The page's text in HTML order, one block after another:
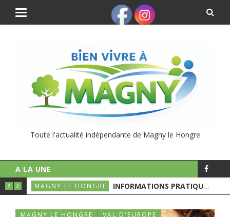
Toute l'actualité indépendante de Magny le Hongre
A LA UNE
MAGNY LE HONGRE INFORMATIONS PRATIQUES POUR LE 1ER TOURS DES ÉLECTIONS MUNICIPALES
MAGNY LE HONGRE VAL D'EUROPE